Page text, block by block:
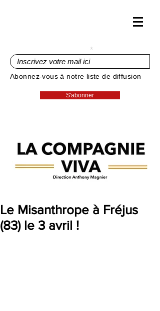
Abonnez-vous à notre liste de diffusion
S'abonner
Le Misanthrope à Fréjus
(83) le 3 avril !